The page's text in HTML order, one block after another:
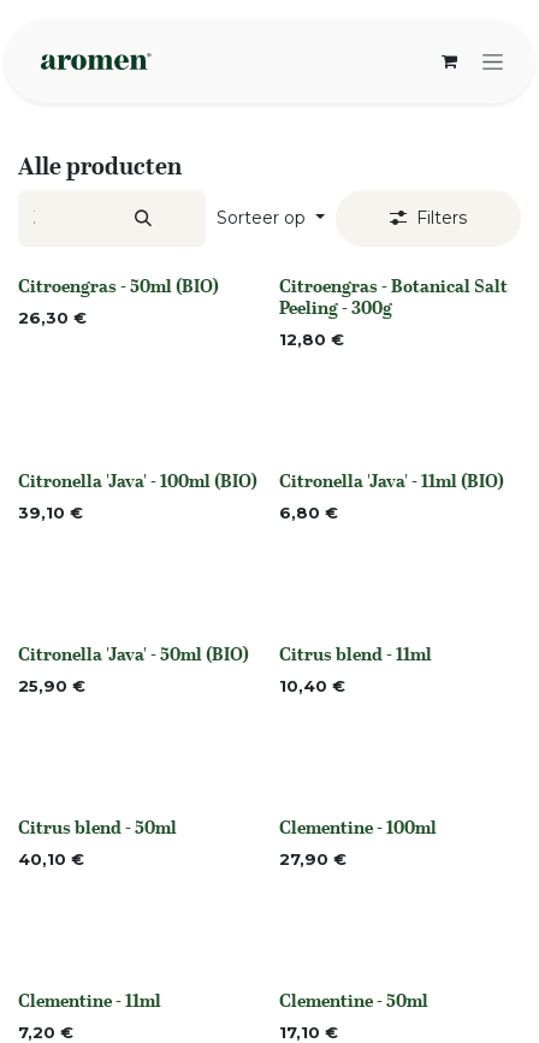
Alle producten
Sorteer op Filters
Niet op voorraad
Citroengras - 50ml (BIO)
26,30 € None
Citroengras - Botanical Salt
Peeling - 300g
12,80 €
None
Citronella 'Java' - 100ml (BIO)
39,10 € None
Citronella 'Java' - 11ml (BIO)
6,80 €
None
Citronella 'Java' - 50ml (BIO)
25,90 € None
Citrus blend - 11ml
10,40 €
None
Citrus blend - 50ml
40,10 € None
Clementine - 100ml
27,90 €
None
Clementine - 11ml
7,20 € None
Clementine - 50ml
17,10 €